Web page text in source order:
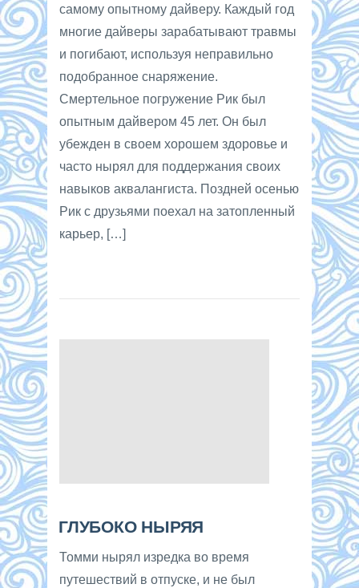
самому опытному дайверу. Каждый год
многие дайверы зарабатывают травмы
и погибают, используя неправильно
подобранное снаряжение.
Смертельное погружение Рик был
опытным дайвером 45 лет. Он был
убежден в своем хорошем здоровье и
часто нырял для поддержания своих
навыков аквалангиста. Поздней осенью
Рик с друзьями поехал на затопленный
карьер, […]
ГЛУБОКО НЫРЯЯ
Томми нырял изредка во время
путешествий в отпуске, и не был